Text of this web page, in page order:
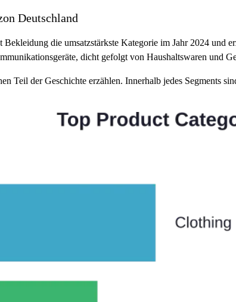
Deutschland
die umsatzstärkste Kategorie im Jahr 2024 und
dicht gefolgt von Haushaltswaren und
Teil der Geschichte erzählen. Innerhalb jedes Segments